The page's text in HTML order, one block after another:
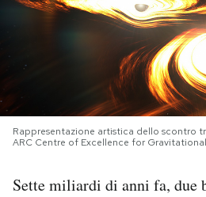
NEWSLETTER
I MIEI PREFERITI
SHOP
Rappresentazione artistica dello scontro
ARC Centre of Excellence for
Sette miliardi di anni fa, due